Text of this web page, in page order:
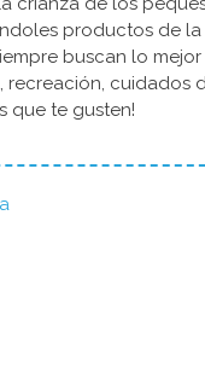
productos de
buscan lo
cuidados
que te gusten!